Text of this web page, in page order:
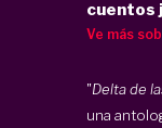
cuentos
Ve más
"Delta de
una